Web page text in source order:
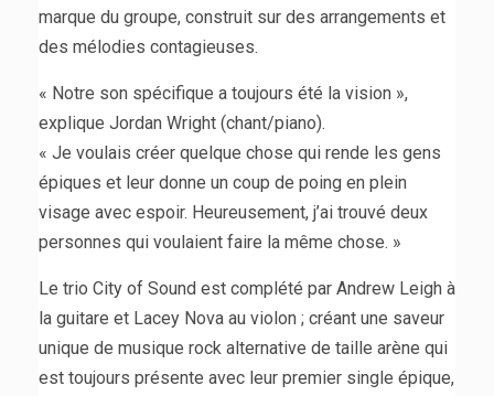
marque du groupe, construit sur des arrangements et
des mélodies contagieuses.
« Notre son spécifique a toujours été la vision »,
explique Jordan Wright (chant/piano).
« Je voulais créer quelque chose qui rende les gens
épiques et leur donne un coup de poing en plein
visage avec espoir. Heureusement, j’ai trouvé deux
personnes qui voulaient faire la même chose. »
Le trio City of Sound est complété par Andrew Leigh à
la guitare et Lacey Nova au violon ; créant une saveur
unique de musique rock alternative de taille arène qui
est toujours présente avec leur premier single épique,